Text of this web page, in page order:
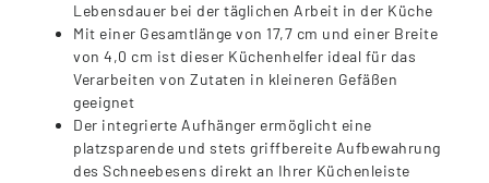
Lebensdauer bei der täglichen Arbeit in der Küche
Mit einer Gesamtlänge von 17,7 cm und einer Breite
von 4,0 cm ist dieser Küchenhelfer ideal für das
Verarbeiten von Zutaten in kleineren Gefäßen
geeignet
Der integrierte Aufhänger ermöglicht eine
platzsparende und stets griffbereite Aufbewahrung
des Schneebesens direkt an Ihrer Küchenleiste